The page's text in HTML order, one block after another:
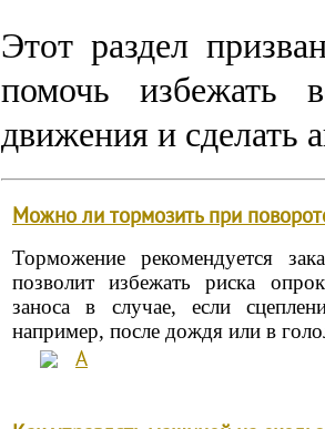
Этот раздел
помочь избежать
движения и сделать
Можно ли тормозить при
Торможение рекомендуется
позволит избежать риска
заноса в случае, если
например, после дождя или в
А